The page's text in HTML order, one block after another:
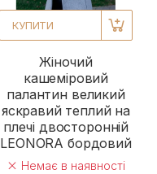
КУПИТИ
Жіночий
кашеміровий
палантин великий
яскравий теплий на
плечі двосторонній
LEONORA бордовий
Немає в наявності